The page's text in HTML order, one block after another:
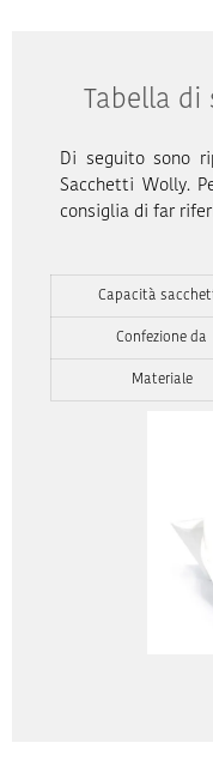
Tabella
Di seguito sono
Sacchetti Wolly.
consiglia di far
Capacità
Confezione da
Materiale